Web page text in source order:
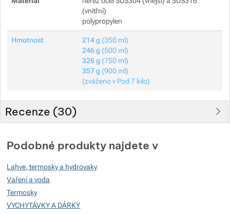
(vnitřní)
polypropylen
Hmotnost 214 g (350 ml)
246 g (500 ml)
326 g (750 ml)
357 g (900 ml)
(zváženo v Pod 7 kilo)
Recenze (30)
96%
Hodnocení(Jak funguje hodnocení
Podobné produkty najdete v
Lahve, termosky a hydrovaky
Vaření a voda
Termosky
VYCHYTÁVKY A DÁRKY